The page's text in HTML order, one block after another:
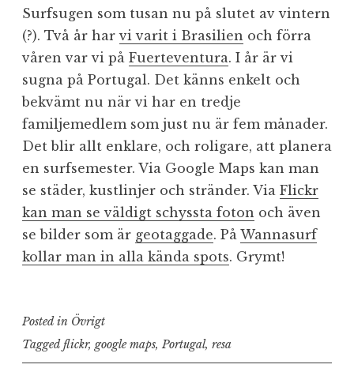
Surfsugen som tusan nu på slutet av vintern
(?). Två år harvi varit i Brasilien och förra
våren var vi på Fuerteventura. I år är vi
sugna på Portugal. Det känns enkelt och
bekvämt nu när vi har en tredje
familjemedlem som just nu är fem månader.
Det blir allt enklare, och roligare, att planera
en surfsemester. Via Google Maps kan man
se städer, kustlinjer och stränder. Via Flickr
kan man se väldigt schyssta foton och även
se bilder som är geotaggade. På Wannasurf
kollar man in alla kända spots. Grymt!
Posted in Övrigt
Tagged flickr, google maps, Portugal, resa